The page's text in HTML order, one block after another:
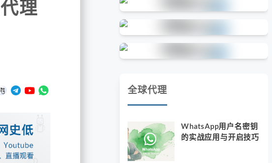
理
全球代理
WhatsApp用户名密钥
的实战应用与开启技巧